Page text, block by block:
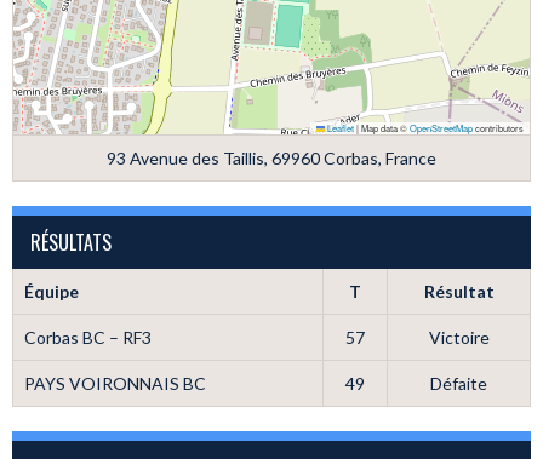
Leaflet|Map data ©OpenStreetMapcontributors
93 Avenue des Taillis, 69960 Corbas, France
RÉSULTATS
Équipe T Résultat
Corbas BC – RF3 57 Victoire
PAYS VOIRONNAIS BC 49 Défaite